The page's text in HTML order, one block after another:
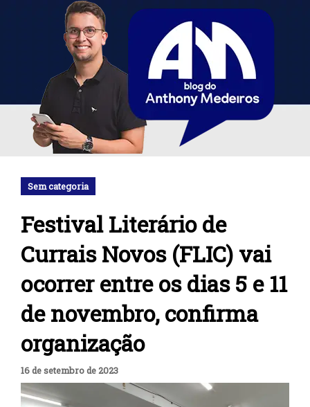
Sem categoria
Festival Literário de
Currais Novos (FLIC) vai
ocorrer entre os dias 5 e 11
de novembro, confirma
organização
16 de setembro de 2023